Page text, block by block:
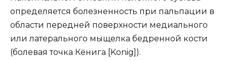
определяется болезненность при пальпации в
области передней поверхности медиального
или латерального мыщелка бедренной кости
(болевая точка Кёнига [Konig]).